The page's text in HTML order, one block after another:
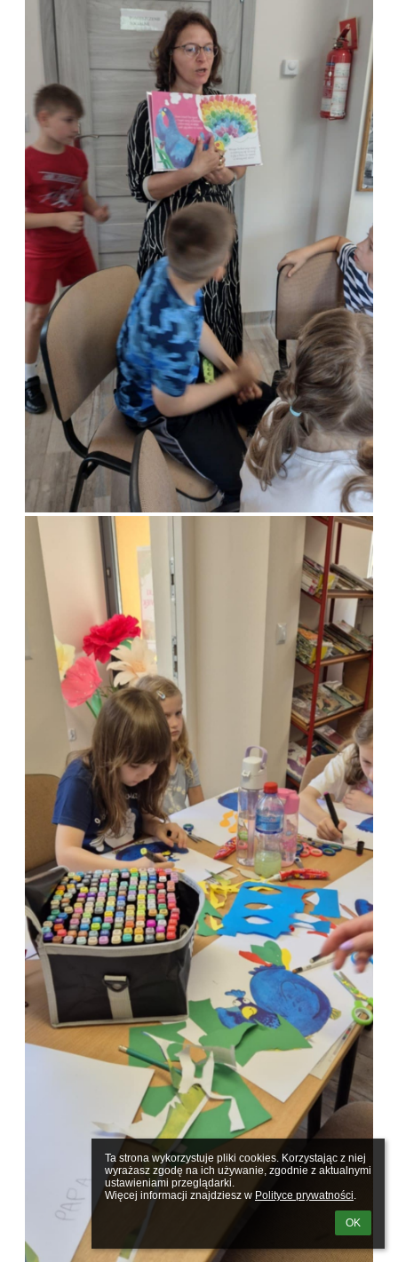
Ta strona wykorzystuje pliki cookies. Korzystając z niej
wyrażasz zgodę na ich używanie, zgodnie z aktualnymi
ustawieniami przeglądarki.
Więcej informacji znajdziesz w Polityce prywatności.
OK